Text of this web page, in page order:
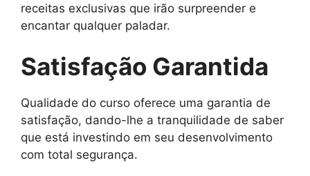
receitas exclusivas que irão surpreender e
encantar qualquer paladar.
Satisfação Garantida
Qualidade do curso oferece uma garantia de
satisfação, dando-lhe a tranquilidade de saber
que está investindo em seu desenvolvimento
com total segurança.